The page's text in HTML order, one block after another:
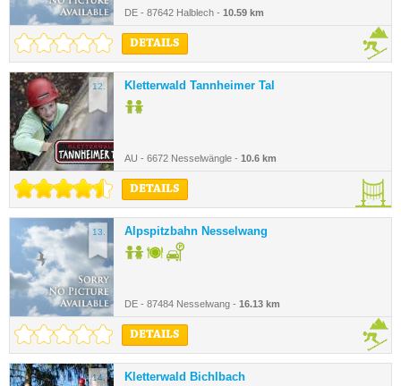
DE - 87642 Halblech - 10.59 km
DETAILS
12. Kletterwald Tannheimer Tal
AU - 6672 Nesselwängle - 10.6 km
DETAILS
13. Alpspitzbahn Nesselwang
DE - 87484 Nesselwang - 16.13 km
DETAILS
14. Kletterwald Bichlbach